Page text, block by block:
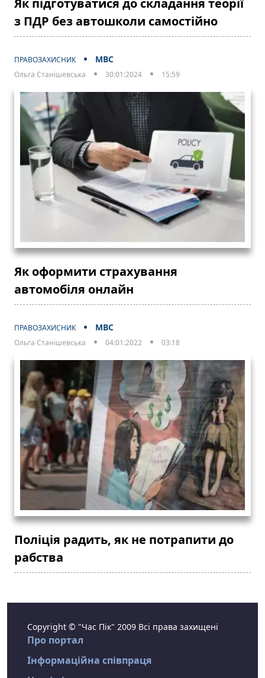
з ПДР без автошколи самостійно
ПРАВОЗАХИСНИК МВС
Ольга Станішевська 30:01:2024 15:59
Як оформити страхування
автомобіля онлайн
ПРАВОЗАХИСНИК МВС
Ольга Станішевська 04:01:2022 03:18
Поліція радить, як не потрапити до
рабства
Copyright © "Час Пік" 2009 Всі права захищені
Про портал
Інформаційна співпраця